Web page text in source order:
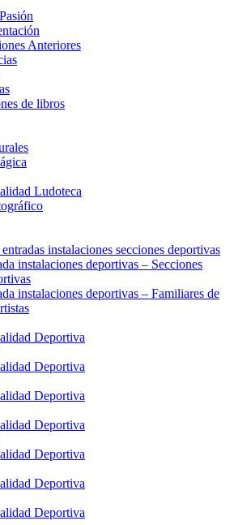
Anteriores
de libros
Ludoteca
instalaciones secciones deportivas
instalaciones deportivas – Secciones
instalaciones deportivas – Familiares de
Deportiva
Deportiva
Deportiva
Deportiva
Deportiva
Deportiva
Deportiva